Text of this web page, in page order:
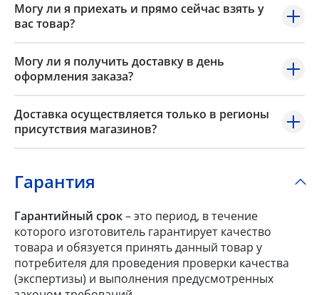
Могу ли я приехать и прямо сейчас взять у
вас товар?
Могу ли я получить доставку в день
оформления заказа?
Доставка осуществляется только в регионы
присутствия магазинов?
Гарантия
Гарантийный срок– это период, в течение
которого изготовитель гарантирует качество
товара и обязуется принять данный товар у
потребителя для проведения проверки качества
(экспертизы) и выполнения предусмотренных